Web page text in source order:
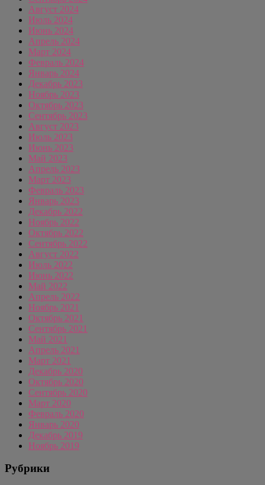
Август 2024
Июль 2024
Июнь 2024
Апрель 2024
Март 2024
Февраль 2024
Январь 2024
Декабрь 2023
Ноябрь 2023
Октябрь 2023
Сентябрь 2023
Август 2023
Июль 2023
Июнь 2023
Май 2023
Апрель 2023
Март 2023
Февраль 2023
Январь 2023
Декабрь 2022
Ноябрь 2022
Октябрь 2022
Сентябрь 2022
Август 2022
Июль 2022
Июнь 2022
Май 2022
Апрель 2022
Ноябрь 2021
Октябрь 2021
Сентябрь 2021
Май 2021
Апрель 2021
Март 2021
Декабрь 2020
Октябрь 2020
Сентябрь 2020
Март 2020
Февраль 2020
Январь 2020
Декабрь 2019
Ноябрь 2019
Рубрики